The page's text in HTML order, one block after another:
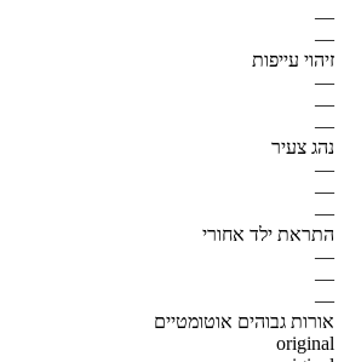
—
—
זיהוי עייפות
—
—
—
נהג צעיר
—
—
—
התראת ילד אחורי
—
—
—
אורות גבוהים אוטומטיים
original